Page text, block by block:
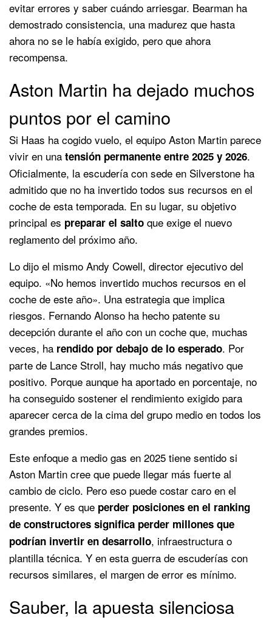
evitar errores y saber cuándo arriesgar. Bearman ha
demostrado consistencia, una madurez que hasta
ahora no se le había exigido, pero que ahora
recompensa.
Aston Martin ha dejado muchos
puntos por el camino
Si Haas ha cogido vuelo, el equipo Aston Martin parece
vivir en una tensión permanente entre 2025 y 2026.
Oficialmente, la escudería con sede en Silverstone ha
admitido que no ha invertido todos sus recursos en el
coche de esta temporada. En su lugar, su objetivo
principal es preparar el salto que exige el nuevo
reglamento del próximo año.
Lo dijo el mismo Andy Cowell, director ejecutivo del
equipo. «No hemos invertido muchos recursos en el
coche de este año». Una estrategia que implica
riesgos. Fernando Alonso ha hecho patente su
decepción durante el año con un coche que, muchas
veces, ha rendido por debajo de lo esperado. Por
parte de Lance Stroll, hay mucho más negativo que
positivo. Porque aunque ha aportado en porcentaje, no
ha conseguido sostener el rendimiento exigido para
aparecer cerca de la cima del grupo medio en todos los
grandes premios.
Este enfoque a medio gas en 2025 tiene sentido si
Aston Martin cree que puede llegar más fuerte al
cambio de ciclo. Pero eso puede costar caro en el
presente. Y es que perder posiciones en el ranking
de constructores significa perder millones que
podrían invertir en desarrollo, infraestructura o
plantilla técnica. Y en esta guerra de escuderías con
recursos similares, el margen de error es mínimo.
Sauber, la apuesta silenciosa